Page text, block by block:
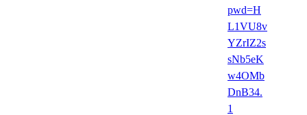
pwd=H
L1VU8v
YZrIZ2s
sNb5eK
w4OMb
DnB34.
1